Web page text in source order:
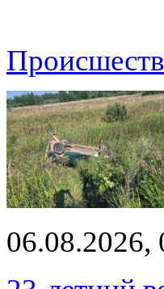
06.08.2026,